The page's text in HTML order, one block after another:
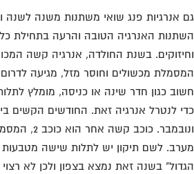
אנרגיות פנג שואי משתנות משנה לשנה
האנרגיה הטובה והרעה בתחילת כל
מכשולים וחוסר מזל, מגיעה
כגון חדר שינה או כניסה, מומלץ לתלות
לנטרל אנרגיה זאת. החודשים הקשים
ונובמבר. כוכב
לשם תיקון יש לתלות שישה מטבעות
בשנה זאת נמצא בצפון ולכן לא רצוי